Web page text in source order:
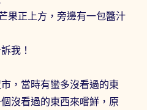
果正上方，旁邊有一包醬汁
我！
，當時有蠻多沒看過的東
沒看過的東西來嚐鮮，原